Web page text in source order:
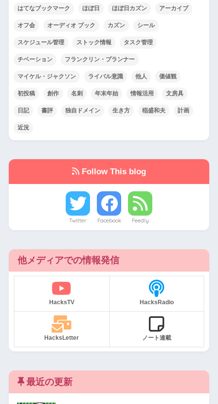
はてなブックマーク ほぼ日 ほぼ日カズン アーカイブ
オフ会 オーディオ ブック カズン シール
スケジュール管理 ストック情報 タスク管理
チベーション フランクリン・プランナー
マイケル・ジャクソン ライバル意識 他人 価値観
初投稿 創作 名刺 年末年始 情報活用 文房具
日記 書評 独自ドメイン 生き方 稲盛和夫 計画
近況
Follow This blog
Twitter Facebook Feedly
他メディアでの情報発信
HacksTV HacksRadio
HacksLetter ノート連載
最近の更新